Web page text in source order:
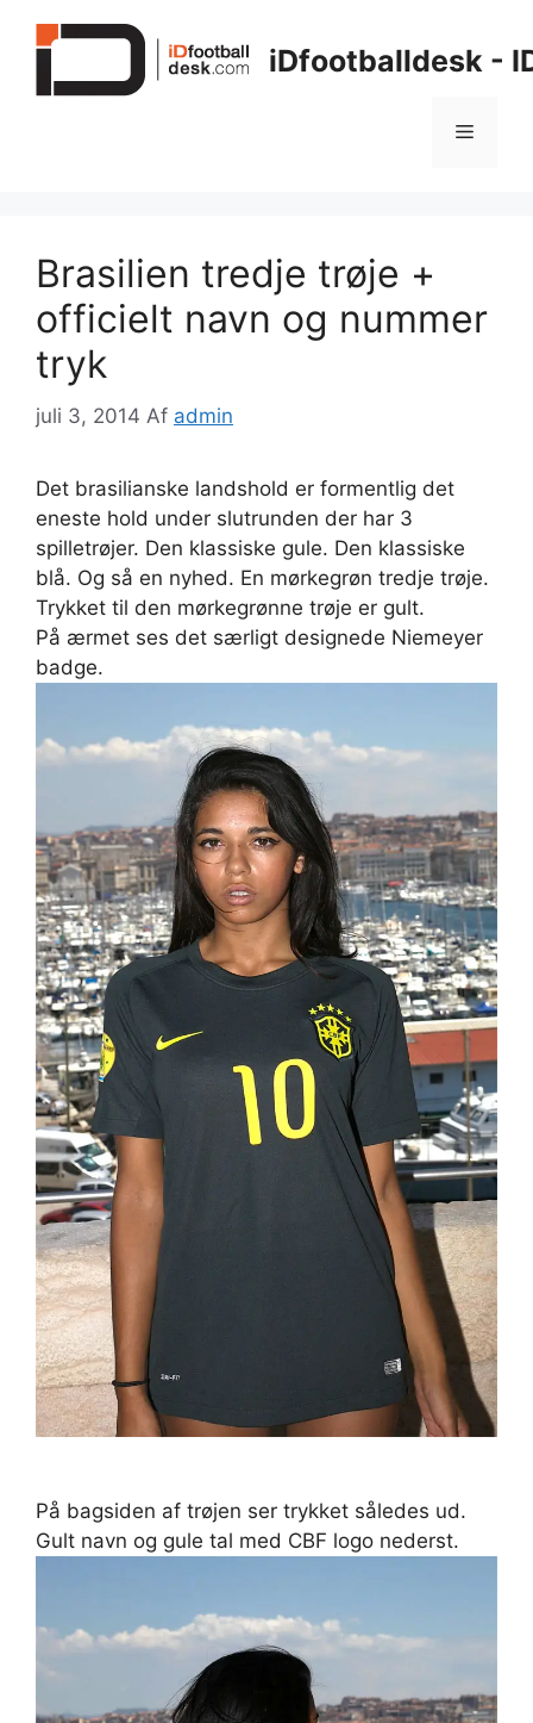
iDfootballdesk -
Menu
Brasilien tredje trøje +
officielt navn og nummer
tryk
juli 3, 2014 Af admin
Det brasilianske landshold er formentlig det
eneste hold under slutrunden der har 3
spilletrøjer. Den klassiske gule. Den klassiske
blå. Og så en nyhed. En mørkegrøn tredje trøje.
Trykket til den mørkegrønne trøje er gult.
På ærmet ses det særligt designede Niemeyer
badge.
På bagsiden af trøjen ser trykket således ud.
Gult navn og gule tal med CBF logo nederst.